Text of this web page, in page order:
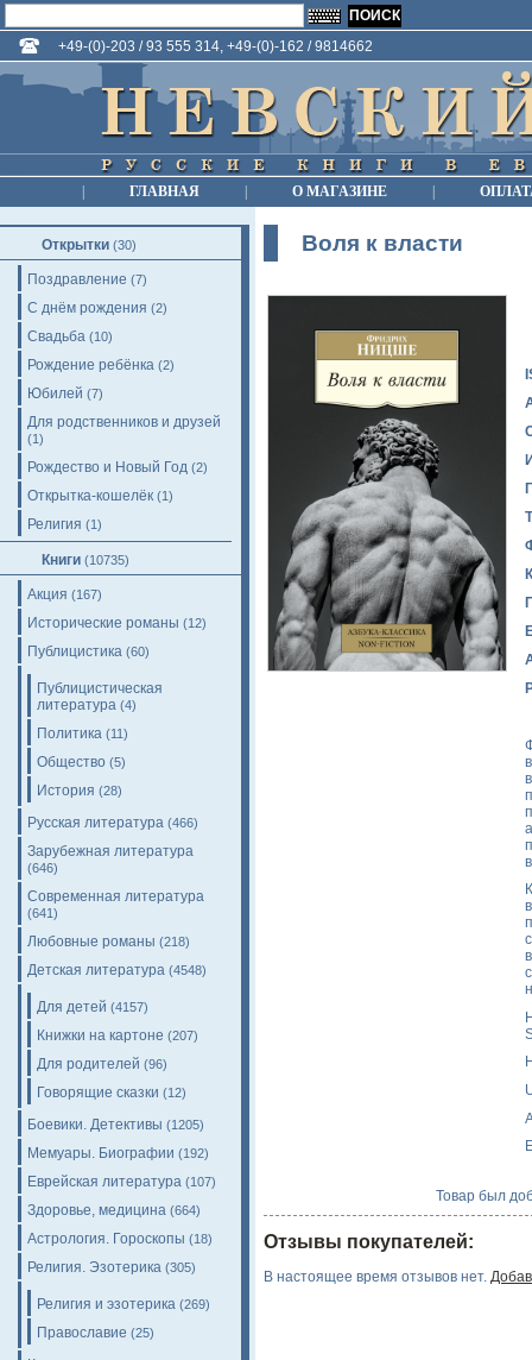
+49-(0)-203 / 93 555 314, +49-(0)-162 / 9814662
ГЛАВНАЯ О МАГАЗИНЕ
Открытки (30)
Поздравление (7)
С днём рождения (2)
Свадьба (10)
Рождение ребёнка (2)
Юбилей (7)
Для родственников и друзей
(1)
Рождество и Новый Год (2)
Открытка-кошелёк (1)
Религия (1)
Книги (10735)
Акция (167)
Исторические романы (12)
Публицистика (60)
Публицистическая
литература (4)
Политика (11)
Общество (5)
История (28)
Русская литература (466)
Зарубежная литература
(646)
Современная литература
(641)
Любовные романы (218)
Детская литература (4548)
Для детей (4157)
Книжки на картоне (207)
Для родителей (96)
Говорящие сказки (12)
Боевики. Детективы (1205)
Мемуары. Биографии (192)
Еврейская литература (107)
Здоровье, медицина (664)
Астрология. Гороскопы (18)
Религия. Эзотерика (305)
Религия и эзотерика (269)
Православие (25)
Воля к власти
Товар был
Отзывы покупателей:
В настоящее время отзывов нет.